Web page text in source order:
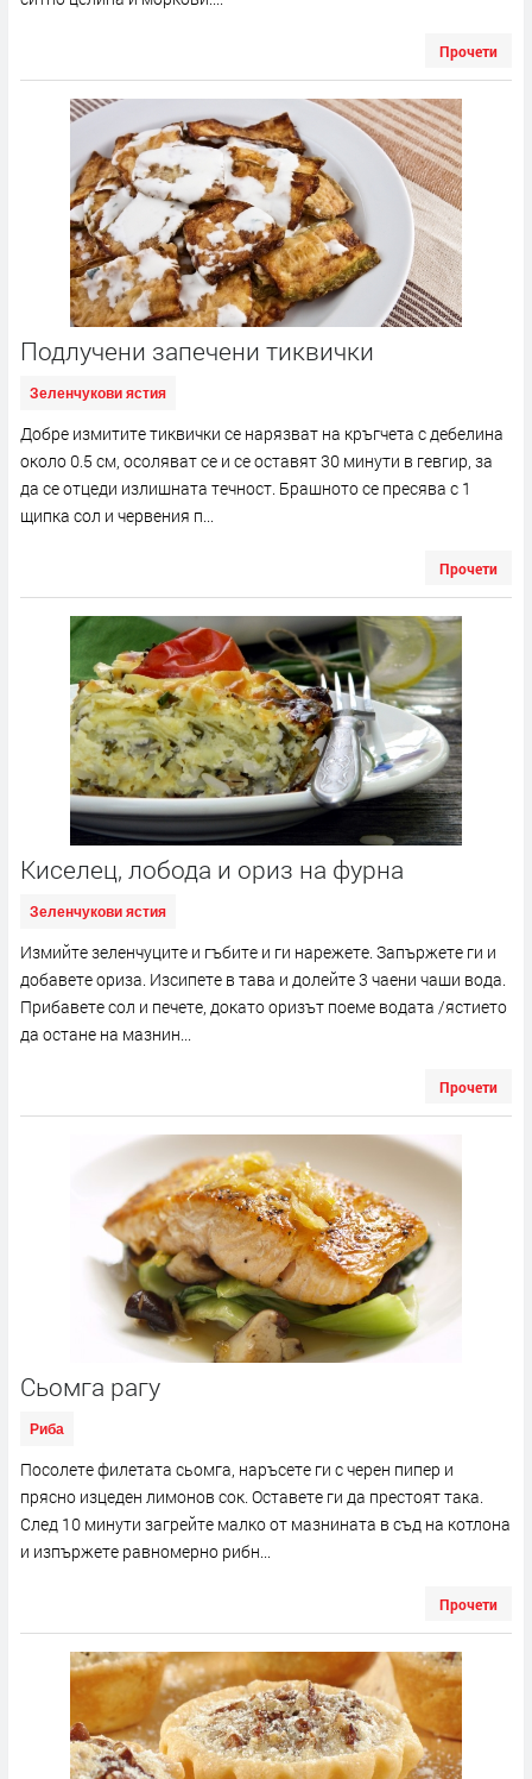
Прочети
Подлучени запечени тиквички
Зеленчукови ястия
Добре измитите тиквички се нарязват на кръгчета с дебелина
около 0.5 см, осоляват се и се оставят 30 минути в гевгир, за
да се отцеди излишната течност. Брашното се пресява с 1
щипка сол и червения п...
Прочети
Киселец, лобода и ориз на фурна
Зеленчукови ястия
Измийте зеленчуците и гъбите и ги нарежете. Запържете ги и
добавете ориза. Изсипете в тава и долейте 3 чаени чаши вода.
Прибавете сол и печете, докато оризът поеме водата /ястието
да остане на мазнин...
Прочети
Сьомга рагу
Риба
Посолете филетата сьомга, наръсете ги с черен пипер и
прясно изцеден лимонов сок. Оставете ги да престоят така.
След 10 минути загрейте малко от мазнината в съд на котлона
и изпържете равномерно рибн...
Прочети